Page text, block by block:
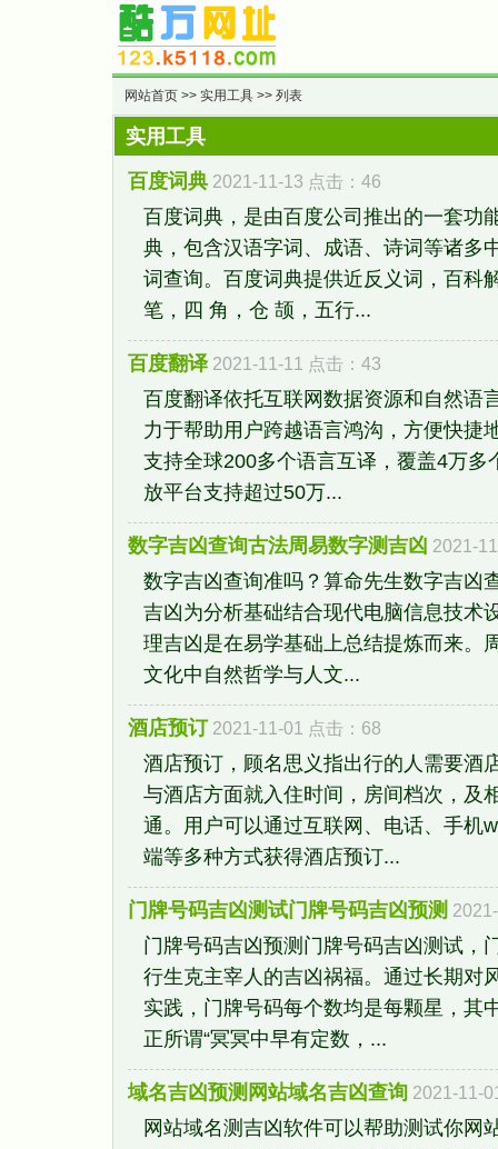
网站首页 >> 实用工具 >> 列表
实用工具
百度词典 2021-11-13 点击：46
百度词典，是由百度公司推出的一套功
典，包含汉语字词、成语、诗词等诸多
词查询。百度词典提供近反义词，百科
笔，四 角，仓 颉，五行...
百度翻译 2021-11-11 点击：43
百度翻译依托互联网数据资源和自然语
力于帮助用户跨越语言鸿沟，方便快捷
支持全球200多个语言互译，覆盖4万多
放平台支持超过50万...
数字吉凶查询古法周易数字测吉凶 2021-
数字吉凶查询准吗？算命先生数字吉凶
吉凶为分析基础结合现代电脑信息技术
理吉凶是在易学基础上总结提炼而来。
文化中自然哲学与人文...
酒店预订 2021-11-01 点击：68
酒店预订，顾名思义指出行的人需要酒
与酒店方面就入住时间，房间档次，及
通。用户可以通过互联网、电话、手机
端等多种方式获得酒店预订...
门牌号码吉凶测试门牌号码吉凶预测
门牌号码吉凶预测门牌号码吉凶测试，
行生克主宰人的吉凶祸福。通过长期对
实践，门牌号码每个数均是每颗星，其
正所谓“冥冥中早有定数，...
域名吉凶预测网站域名吉凶查询 2021-11-
网站域名测吉凶软件可以帮助测试你网